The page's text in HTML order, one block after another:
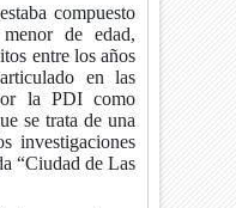
compuesto
de edad,
entre los años
en las
la PDI como
se trata de una
investigaciones
“Ciudad de Las